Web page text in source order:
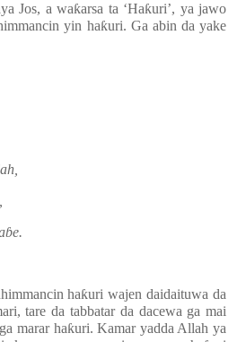
Jos, a waƙarsa ta ‘Haƙuri’, ya jawo
yin haƙuri. Ga abin da yake
ɓe.
haƙuri wajen daidaituwa da
tare da tabbatar da dacewa ga mai
marar haƙuri. Kamar yadda Allah ya